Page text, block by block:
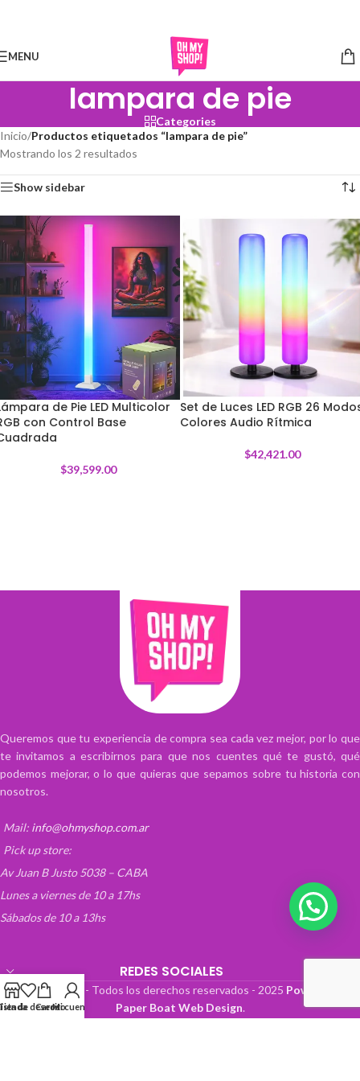
MENU
lampara de pie
Categories
Inicio/Productos etiquetados “lampara de pie”
Mostrando los 2 resultados
Show sidebar
de Pie LED Multicolor
con Control Base
$39,599.00
Set de Luces LED RGB 26
Colores Audio Rítmica
$42,421.00
Queremos que tu experiencia de compra sea cada vez mejor, por lo que
te invitamos a escribirnos para que nos cuentes qué te gustó, qué
podemos mejorar, o lo que quieras que sepamos sobre tu historia con
nosotros.
Mail: info@ohmyshop.com.ar
Pick up store:
Av Juan B Justo 5038 – CABA
Lunes a viernes de 10 a 17hs
Sábados de 10 a 13hs
REDES SOCIALES
OhMyTienda! - Todos los derechos reservados - 2025 Powered by
Paper Boat Web Design.
de deseos
CarritoMi cuenta